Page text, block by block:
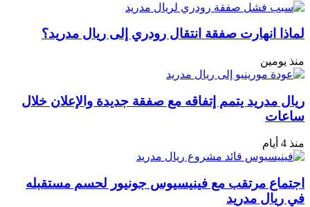
لماذا انهارت صفقة انتقال رودري إلى ريال مدريد؟
منذ يومين
ريال مدريد يتمم إتفاقه مع صفقة جديدة والإعلان خلال
ساعات
منذ 4 أيام
اجتماع مرتقب مع فينيسيوس جونيور لحسم مستقبله
في ريال مدريد